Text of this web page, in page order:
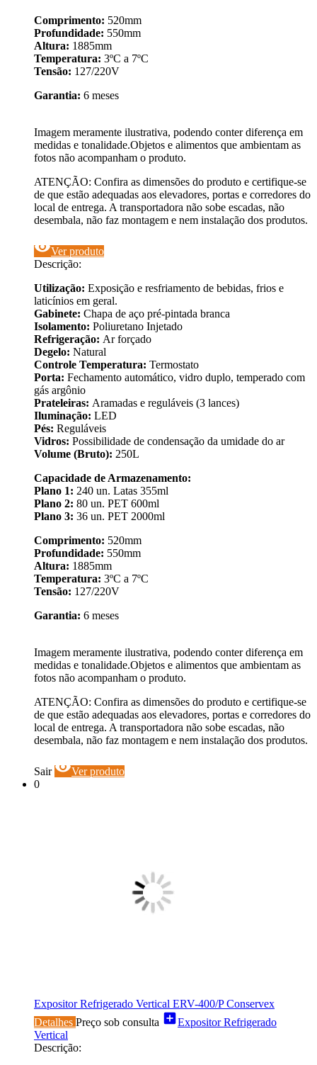
Comprimento: 520mm
Profundidade: 550mm
Altura: 1885mm
Temperatura: 3ºC a 7ºC
Tensão: 127/220V
Garantia: 6 meses
Imagem meramente ilustrativa, podendo conter diferença em
medidas e tonalidade.Objetos e alimentos que ambientam as
fotos não acompanham o produto.
ATENÇÃO: Confira as dimensões do produto e certifique-se
de que estão adequadas aos elevadores, portas e corredores do
local de entrega. A transportadora não sobe escadas, não
desembala, não faz montagem e nem instalação dos produtos.
visibilityVer produto
Descrição:
Utilização: Exposição e resfriamento de bebidas, frios e
laticínios em geral.
Gabinete: Chapa de aço pré-pintada branca
Isolamento: Poliuretano Injetado
Refrigeração: Ar forçado
Degelo: Natural
Controle Temperatura: Termostato
Porta: Fechamento automático, vidro duplo, temperado com
gás argônio
Prateleiras: Aramadas e reguláveis (3 lances)
Iluminação: LED
Pés: Reguláveis
Vidros: Possibilidade de condensação da umidade do ar
Volume (Bruto): 250L
Capacidade de Armazenamento:
Plano 1: 240 un. Latas 355ml
Plano 2: 80 un. PET 600ml
Plano 3: 36 un. PET 2000ml
Comprimento: 520mm
Profundidade: 550mm
Altura: 1885mm
Temperatura: 3ºC a 7ºC
Tensão: 127/220V
Garantia: 6 meses
Imagem meramente ilustrativa, podendo conter diferença em
medidas e tonalidade.Objetos e alimentos que ambientam as
fotos não acompanham o produto.
ATENÇÃO: Confira as dimensões do produto e certifique-se
de que estão adequadas aos elevadores, portas e corredores do
local de entrega. A transportadora não sobe escadas, não
desembala, não faz montagem e nem instalação dos produtos.
Sair visibilityVer produto
0
Expositor Refrigerado Vertical ERV-400/P Conservex
Detalhes Preço sob consulta add_boxExpositor Refrigerado
Vertical
Descrição: